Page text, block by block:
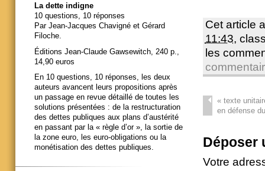
Cet article
11:43,
les
«texte
en défense
Déposer
Votre
La dette indigne
10 questions, 10 réponses
Par Jean-Jacques Chavigné et Gérard
Filoche.
Éditions Jean-Claude Gawsewitch, 240 p.,
14,90 euros
En 10 questions, 10 réponses, les deux
auteurs avancent leurs propositions après
un passage en revue détaillé de toutes les
solutions présentées : de la restructuration
des dettes publiques aux plans d’austérité
en passant par la « règle d’or », la sortie de
la zone euro, les euro-obligations ou la
monétisation des dettes publiques.